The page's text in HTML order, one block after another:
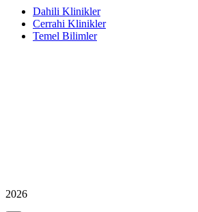
Dahili Klinikler
Cerrahi Klinikler
Temel Bilimler
2026